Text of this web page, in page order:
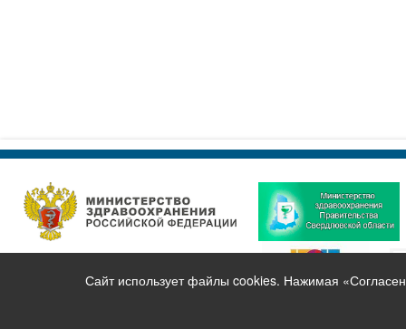
Сайт использует файлы cookies. Нажимая